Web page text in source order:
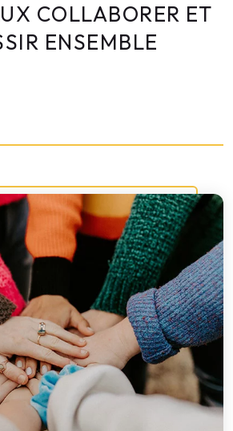
COLLABORER ET
ENSEMBLE